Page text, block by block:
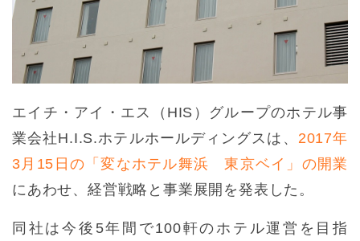
エイチ・アイ・エス（HIS）グループのホテル事
業会社H.I.S.ホテルホールディングスは、 2017年
3月15日の「変なホテル舞浜 東京ベイ」の開業
にあわせ、経営戦略と事業展開を発表した。
同社は今後5年間で100軒のホテル運営を目指